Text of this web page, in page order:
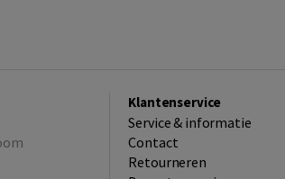
Klantenservice
Service & informatie
Contact
Retourneren